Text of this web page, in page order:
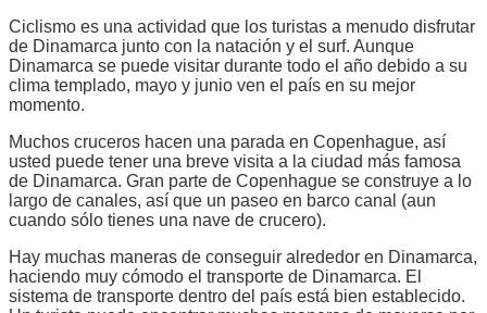
Ciclismo es una actividad que los turistas a menudo disfrutar
de Dinamarca junto con la natación y el surf. Aunque
Dinamarca se puede visitar durante todo el año debido a su
clima templado, mayo y junio ven el país en su mejor
momento.
Muchos cruceros hacen una parada en Copenhague, así
usted puede tener una breve visita a la ciudad más famosa
de Dinamarca. Gran parte de Copenhague se construye a lo
largo de canales, así que un paseo en barco canal (aun
cuando sólo tienes una nave de crucero).
Hay muchas maneras de conseguir alrededor en Dinamarca,
haciendo muy cómodo el transporte de Dinamarca. El
sistema de transporte dentro del país está bien establecido.